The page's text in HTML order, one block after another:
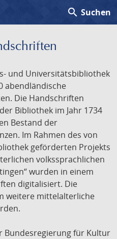
search Suchen
und Universitätsbibliothek
abendländische
Die Handschriften
Bibliothek im Jahr 1734
Bestand der
Im Rahmen des von
geförderten Projekts
volkssprachlichen
wurden in einem
digitalisiert. Die
weitere mittelalterliche
Bundesregierung für Kultur